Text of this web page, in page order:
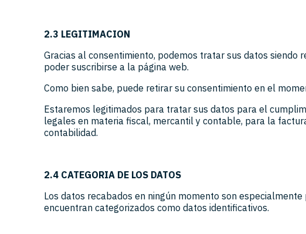
2.3 LEGITIMACION
Gracias al consentimiento, podemos tratar sus datos siendo
poder suscribirse a la página web.
Como bien sabe, puede retirar su consentimiento en el
Estaremos legitimados para tratar sus datos para el
legales en materia fiscal, mercantil y contable, para la
contabilidad.
2.4 CATEGORIA DE LOS DATOS
Los datos recabados en ningún momento son especialmente
encuentran categorizados como datos identificativos.